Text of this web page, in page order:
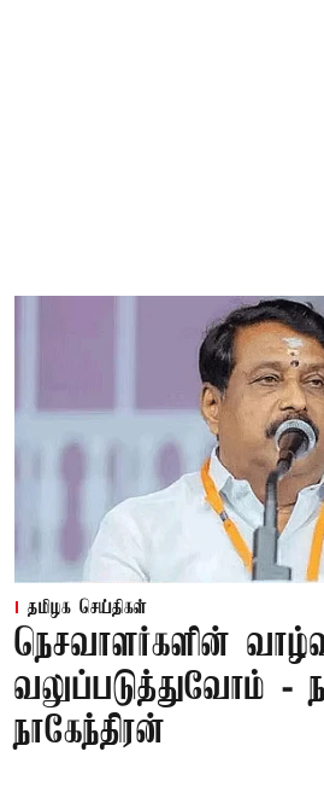
தமிழக செய்திகள்
நெசவாளர்களின்
வலுப்படுத்துவோம் -
நாகேந்திரன்